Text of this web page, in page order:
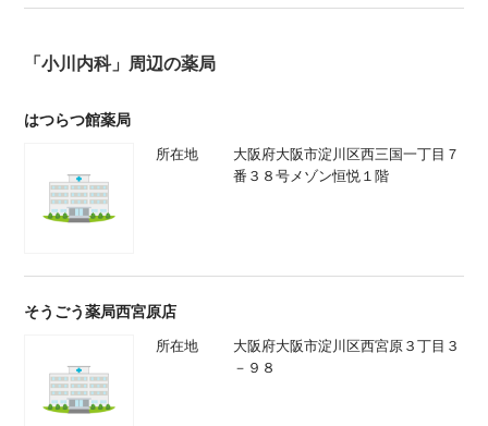
「小川内科」周辺の薬局
はつらつ館薬局
所在地
大阪府大阪市淀川区西三国一丁目７
番３８号メゾン恒悦１階
そうごう薬局西宮原店
所在地
大阪府大阪市淀川区西宮原３丁目３
－９８